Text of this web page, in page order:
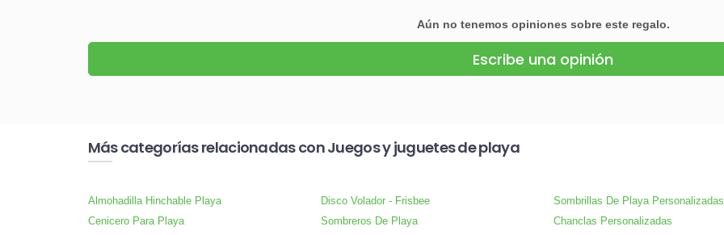
Aún no tenemos opiniones sobre este regalo.
Escribe una opinión
Más categorías relacionadas con Juegos y juguetes de playa
Almohadilla Hinchable Playa Disco Volador - Frisbee Sombrillas De Playa Personalizadas
Cenicero Para Playa
Sombreros De Playa Chanclas Personalizadas